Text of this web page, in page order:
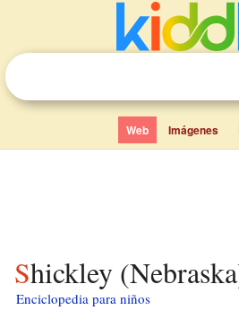
Web Imágenes
Shickley
Enciclopedia para niños